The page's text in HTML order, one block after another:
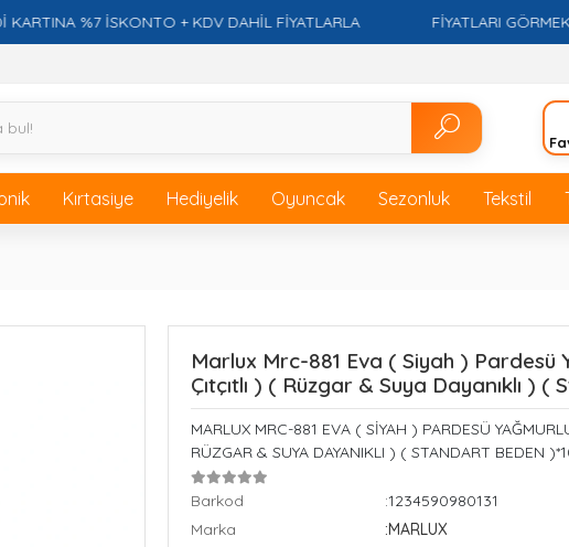
%7 İSKONTO + KDV DAHİL FİYATLARLA FİYATLARI GÖRMEK
Kırtasiye Hediyelik Oyuncak Sezonluk Tekstil
Marlux Mrc-881 Eva ( Siyah ) Pardesü
Çıtçıtlı ) ( Rüzgar & Suya Dayanıklı )
MARLUX MRC-881 EVA ( SİYAH ) PARDESÜ
RÜZGAR & SUYA DAYANIKLI ) ( STANDART BEDEN
Barkod
:1234590980131
Marka
:MARLUX